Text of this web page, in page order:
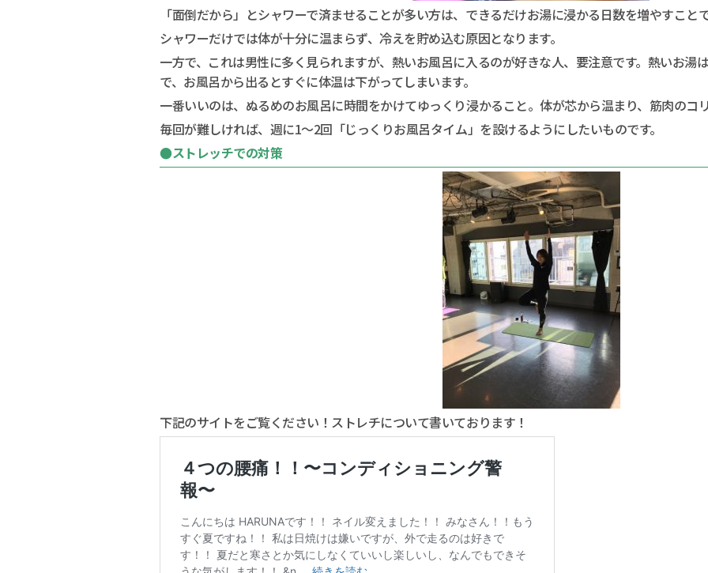
「面倒だから」とシャワーで済ませることが多い方は、できるだけお湯に浸かる日数を増やすこと
シャワーだけでは体が十分に温まらず、冷えを貯め込む原因となります。
一方で、これは男性に多く見られますが、熱いお風呂に入るのが好きな人、要注意です。熱いお湯
で、お風呂から出るとすぐに体温は下がってしまいます。
一番いいのは、ぬるめのお風呂に時間をかけてゆっくり浸かること。体が芯から温まり、筋肉のコ
毎回が難しければ、週に1～2回「じっくりお風呂タイム」を設けるようにしたいものです。
●ストレッチでの対策
下記のサイトをご覧ください！ストレチについて書いております！